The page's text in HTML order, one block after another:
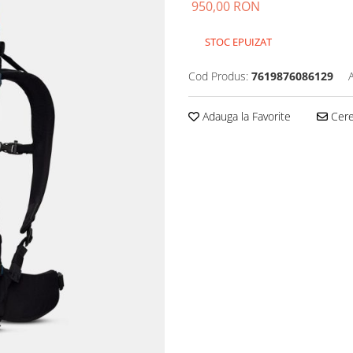
950,00 RON
STOC EPUIZAT
Cod Produs: 7619876086129
Adauga la Favorite